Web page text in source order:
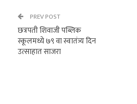
PREV POST
छत्रपती शिवाजी पब्लिक
स्कूलमध्ये ७९ वा स्वातंत्र्य दिन
उत्साहात साजरा